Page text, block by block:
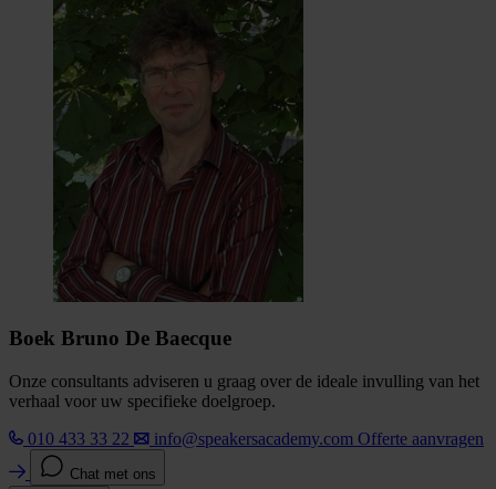
Boek Bruno De Baecque
Onze consultants adviseren u graag over de ideale invulling van het
verhaal voor uw specifieke doelgroep.
010 433 33 22
info@speakersacademy.com Offerte aanvragen
Chat met ons